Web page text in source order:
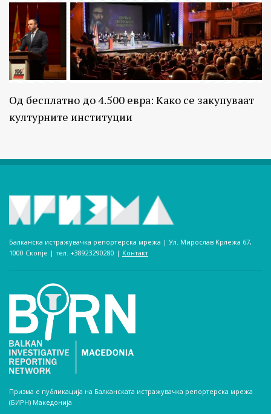
Од бесплатно до 4.500 евра: Како се закупуваат
културните институции
Балканска истражувачка репортерска мрежа | Ул. Мирослав Крлежа 67,
1000 Скопје | тел. +38923290280­ | Контакт
Призма е публикација на Балканската истражувачка репортерска мрежа
(БИРН) Македонија